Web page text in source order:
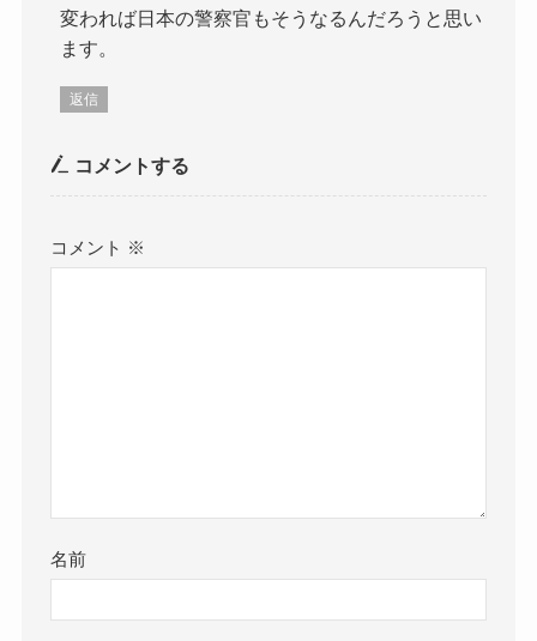
変われば日本の警察官もそうなるんだろうと思い
ます。
返信
コメントする
コメント ※
名前